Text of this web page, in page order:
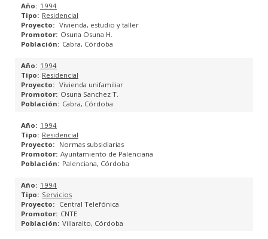
1994
Residencial
Vivienda, estudio y taller
Osuna Osuna H.
Cabra, Córdoba
1994
Residencial
Vivienda unifamiliar
Osuna Sanchez T.
Cabra, Córdoba
1994
Residencial
Normas subsidiarias
Ayuntamiento de Palenciana
Palenciana, Córdoba
1994
Servicios
Central Telefónica
CNTE
Villaralto, Córdoba